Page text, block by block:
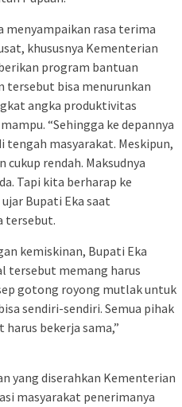
menyampaikan rasa terima
khususnya Kementerian
program bantuan
tersebut bisa menurunkan
angka produktivitas
“Sehingga ke depannya
tengah masyarakat. Meskipun,
rendah. Maksudnya
Tapi kita berharap ke
Bupati Eka saat
tersebut.
kemiskinan, Bupati Eka
tersebut memang harus
gotong royong mutlak untuk
sendiri-sendiri. Semua pihak
bekerja sama,”
yang diserahkan Kementerian
masyarakat penerimanya